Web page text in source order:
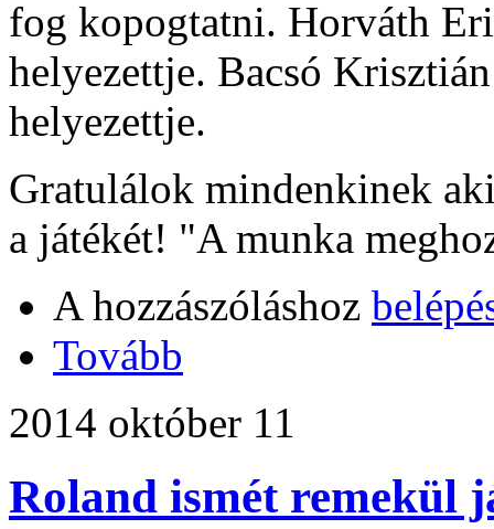
fog kopogtatni. Horváth
helyezettje. Bacsó
helyezettje.
Gratulálok mindenkinek
a játékét! "A munka
A hozzászóláshoz
Tovább
2014 október 11
Roland ismét remekül